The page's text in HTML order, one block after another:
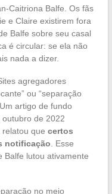
Caitriona Balfe. Os fãs
e Claire existirem fora
Balfe sobre seu casal
é circular: se ela não
nada a dizer.
agregadores
ou “separação
artigo de fundo
de 2022
que certos
notificação . Esse
Balfe lutou ativamente
no meio